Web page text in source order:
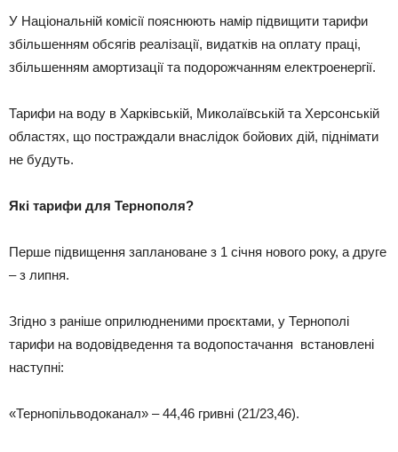
У Національній комісії пояснюють намір підвищити тарифи
збільшенням обсягів реалізації, видатків на оплату праці,
збільшенням амортизації та подорожчанням електроенергії.
Тарифи на воду в Харківській, Миколаївській та Херсонській
областях, що постраждали внаслідок бойових дій, піднімати
не будуть.
Які тарифи для Тернополя?
Перше підвищення заплановане з 1 січня нового року, а друге
– з липня.
Згідно з раніше оприлюдненими проєктами, у Тернополі
тарифи на водовідведення та водопостачання встановлені
наступні:
«Тернопільводоканал» – 44,46 гривні (21/23,46).